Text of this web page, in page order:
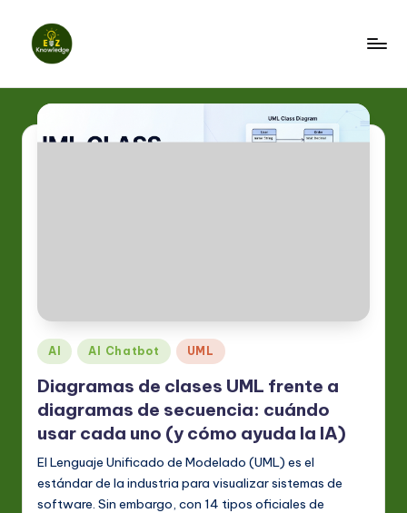
Saltar
z
K
d
g
e
S
p
a
ni
Publicado
en
AI AI Chatbot UML
Diagramas de clases UML frente a
diagramas de secuencia: cuándo
usar cada uno (y cómo ayuda la IA)
El Lenguaje Unificado de Modelado (UML) es el
estándar de la industria para visualizar sistemas de
software. Sin embargo, con 14 tipos oficiales de